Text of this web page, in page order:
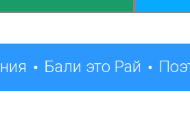
Бали это Рай